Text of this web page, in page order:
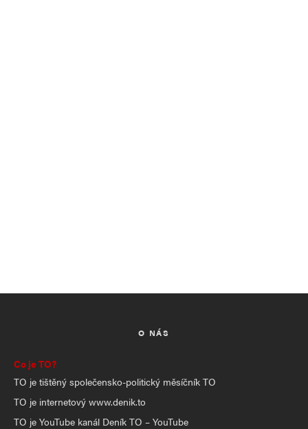
O NÁS
Co je TO?
TO je tištěný společensko-politický měsíčník TO
TO je internetový www.denik.to
TO je YouTube kanál Deník TO – YouTube